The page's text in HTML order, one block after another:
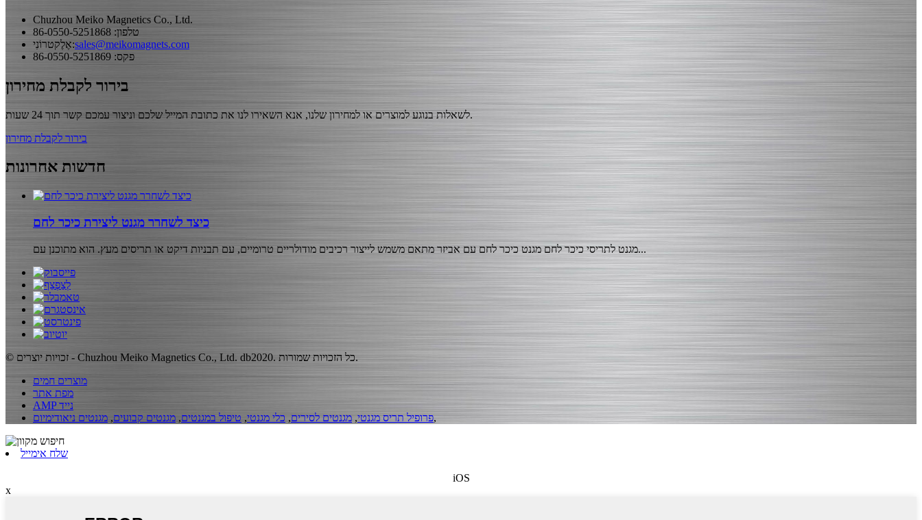
Chuzhou Meiko Magnetics Co., Ltd.
טלפון: 86-0550-5251868
אֶלֶקטרוֹנִי:sales@meikomagnets.com
פקס: 86-0550-5251869
בירור לקבלת מחירון
לשאלות בנוגע למוצרים או למחירון שלנו, אנא השאירו לנו את כתובת המייל שלכם וניצור עמכם קשר תוך 24 שעות.
בירור לקבלת מחירון
חדשות אחרונות
כיצד לשחרר מגנט ליצירת כיכר לחם
מגנט לתריסי כיכר לחם מגנט כיכר לחם עם אביזר מתאם משמש לייצור רכיבים מודולריים טרומיים, עם תבניות דיקט או תריסים מעץ. הוא מתוכנן עם...
© זכויות יוצרים - Chuzhou Meiko Magnetics Co., Ltd. db2020. כל הזכויות שמורות.
מוצרים חמים
מפת אתר
AMP נייד
פרופיל תריס מגנטי, מגנטים לסירים, כלי מגנטי, טיפול במגנטים, מגנטים קבועים, מגנטים ניאודימיום ,
שלח אימייל
iOS
x